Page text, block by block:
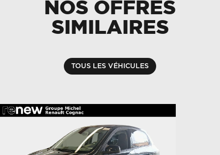
NOS OFFRES
SIMILAIRES
TOUS LES VÉHICULES